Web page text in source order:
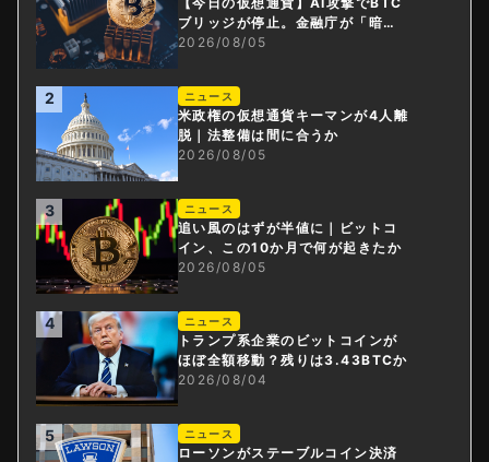
ブリッジが停止。金融庁が「暗号
資産・ステーブルコイン課」新設
2026/08/05
2 ニュース
米政権の仮想通貨キーマンが4人離
脱｜法整備は間に合うか
2026/08/05
3 ニュース
追い風のはずが半値に｜ビットコ
イン、この10か月で何が起きたか
2026/08/05
4 ニュース
トランプ系企業のビットコインが
ほぼ全額移動？残りは3.43BTCか
2026/08/04
5 ニュース
ローソンがステーブルコイン決済